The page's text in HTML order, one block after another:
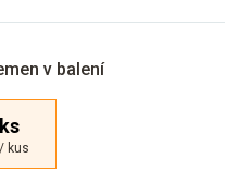
v balení
kus